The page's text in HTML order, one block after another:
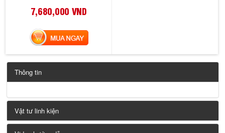
7,680,000 VND
MUA NGAY
Thông tin
Vật tư linh kiện